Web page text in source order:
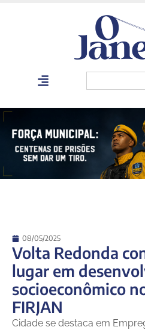
08/05/2025
Volta Redonda
lugar em
socioeconômico
FIRJAN
Cidade se destaca em